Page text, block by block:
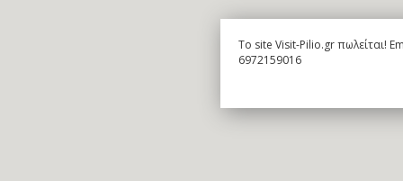
To site Visit-Pilio.gr πωλείται!
6972159016